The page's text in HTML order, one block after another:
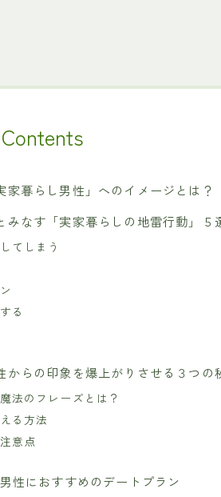
Contents
暮らし男性」へのイメージとは？
みなす「実家暮らしの地雷行動」５
てしまう
る
からの印象を爆上がりさせる３つの
法のフレーズとは？
る方法
意点
性におすすめのデートプラン